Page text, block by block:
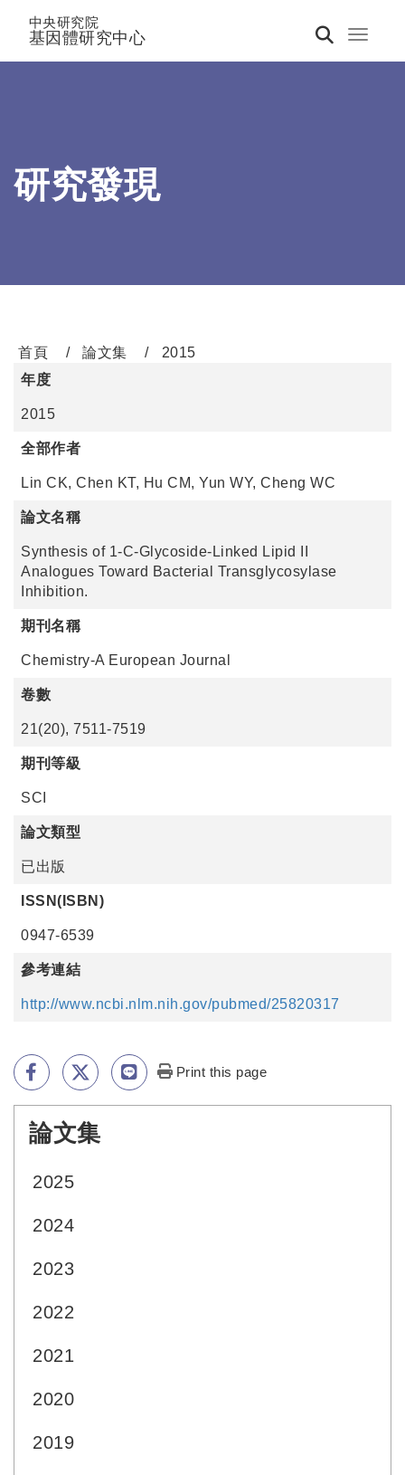
Toggle
中央研究院
基因體研究中心
研究發現
首頁 論文集
2015
年度
2015
全部作者
Lin CK, Chen KT, Hu CM, Yun WY, Cheng WC
論文名稱
Synthesis of 1-C-Glycoside-Linked Lipid II
Analogues Toward Bacterial Transglycosylase
Inhibition.
期刊名稱
Chemistry-A European Journal
卷數
21(20), 7511-7519
期刊等級
SCI
論文類型
已出版
ISSN(ISBN)
0947-6539
參考連結
http://www.ncbi.nlm.nih.gov/pubmed/25820317
Print this page
論文集
2025
2024
2023
2022
2021
2020
2019